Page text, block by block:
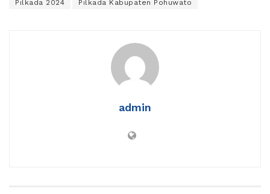
Pilkada 2024 Pilkada Kabupaten Pohuwato
admin